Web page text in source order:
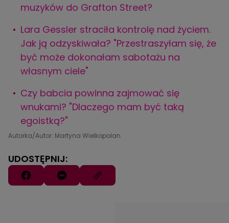
muzyków do Grafton Street?
Lara Gessler straciła kontrolę nad życiem.
Jak ją odzyskiwała? "Przestraszyłam się, że
być może dokonałam sabotażu na
własnym ciele"
Czy babcia powinna zajmować się
wnukami? "Dlaczego mam być taką
egoistką?"
Autorka/Autor: Martyna Wielkopolan
UDOSTĘPNIJ: